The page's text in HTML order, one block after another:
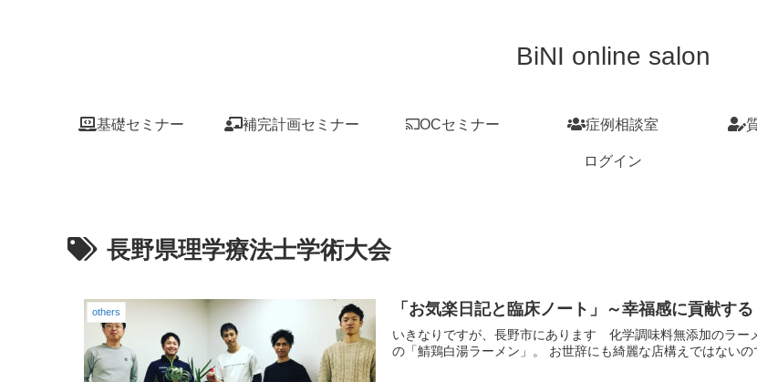
BiNI online salon
基礎セミナー 補完計画セミナー OCセミナー 症例相談室
ログイン
長野県理学療法士学術大会
others 「お気楽日記と臨床ノート」～幸福感に貢献する
いきなりですが、長野市にあります 化学調味料無添加のラー
の「鯖鶏白湯ラーメン」。 お世辞にも綺麗な店構えではない